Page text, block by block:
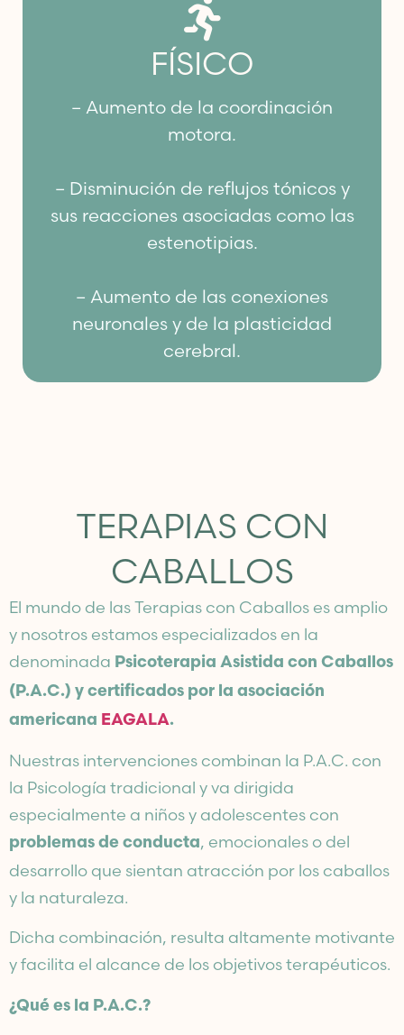
FÍSICO
– Aumento de la coordinación
motora.
– Disminución de reflujos tónicos y
sus reacciones asociadas como las
estenotipias.
– Aumento de las conexiones
neuronales y de la plasticidad
cerebral.
TERAPIAS CON
CABALLOS
El mundo de las Terapias con Caballos es amplio
y nosotros estamos especializados en la
denominada Psicoterapia Asistida con Caballos
(P.A.C.) y certificados por la asociación
americana EAGALA.
Nuestras intervenciones combinan la P.A.C. con
la Psicología tradicional y va dirigida
especialmente a niños y adolescentes con
problemas de conducta, emocionales o del
desarrollo que sientan atracción por los caballos
y la naturaleza.
Dicha combinación, resulta altamente motivante
y facilita el alcance de los objetivos terapéuticos.
¿Qué es la P.A.C.?